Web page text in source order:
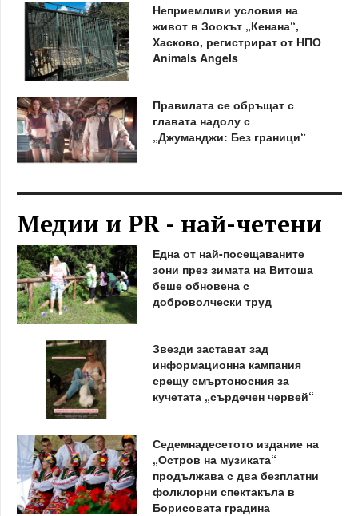
Неприемливи условия на
живот в Зоокът „Кенана“,
Хасково, регистрират от НПО
Animals Angels
Правилата се обръщат с
главата надолу с
„Джуманджи: Без граници“
Медии и PR - най-четени
Една от най-посещаваните
зони през зимата на Витоша
беше обновена с
доброволчески труд
Звезди застават зад
информационна кампания
срещу смъртоносния за
кучетата „сърдечен червей“
Седемнадесетото издание на
„Остров на музиката“
продължава с два безплатни
фолклорни спектакъла в
Борисовата градина